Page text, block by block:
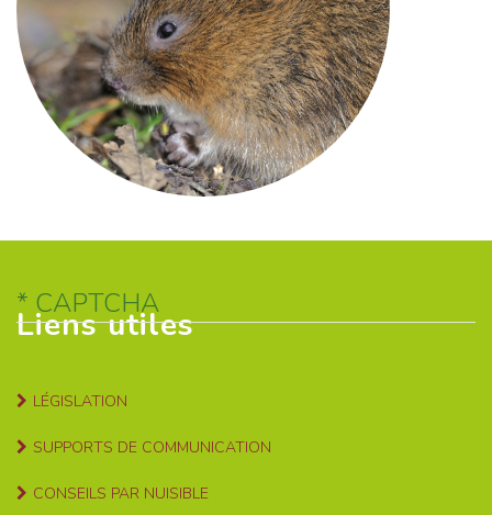
Liens utiles
LÉGISLATION
SUPPORTS DE COMMUNICATION
CONSEILS PAR NUISIBLE
CAPTCHA